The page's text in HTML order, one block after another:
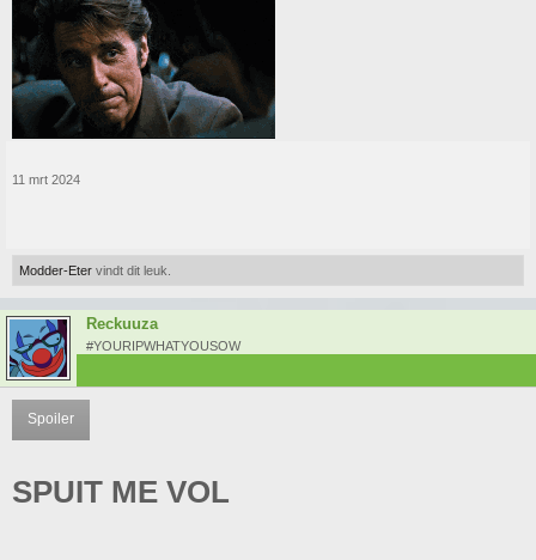
11 mrt 2024
Modder-Eter vindt dit leuk.
Reckuuza
#YOURIPWHATYOUSOW
Spoiler
SPUIT ME VOL